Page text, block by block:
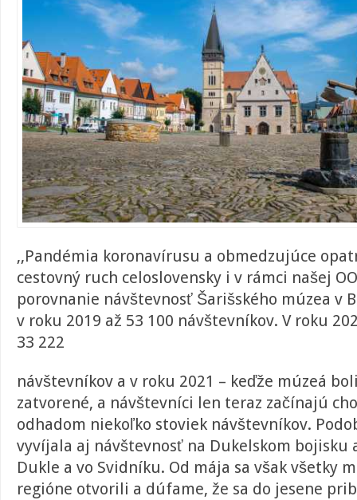
,,Pandémia koronavírusu a obmedzujúce
cestovný ruch celoslovensky i v rámci našej
porovnanie návštevnosť Šarišského múzea v
v roku 2019 až 53 100 návštevníkov. V roku
33 222
návštevníkov a v roku 2021 – keďže múzeá
zatvorené, a návštevníci len teraz začínajú
odhadom niekoľko stoviek návštevníkov.
vyvíjala aj návštevnosť na Dukelskom bojisku
Dukle a vo Svidníku. Od mája sa však všetky
regióne otvorili a dúfame, že sa do jesene